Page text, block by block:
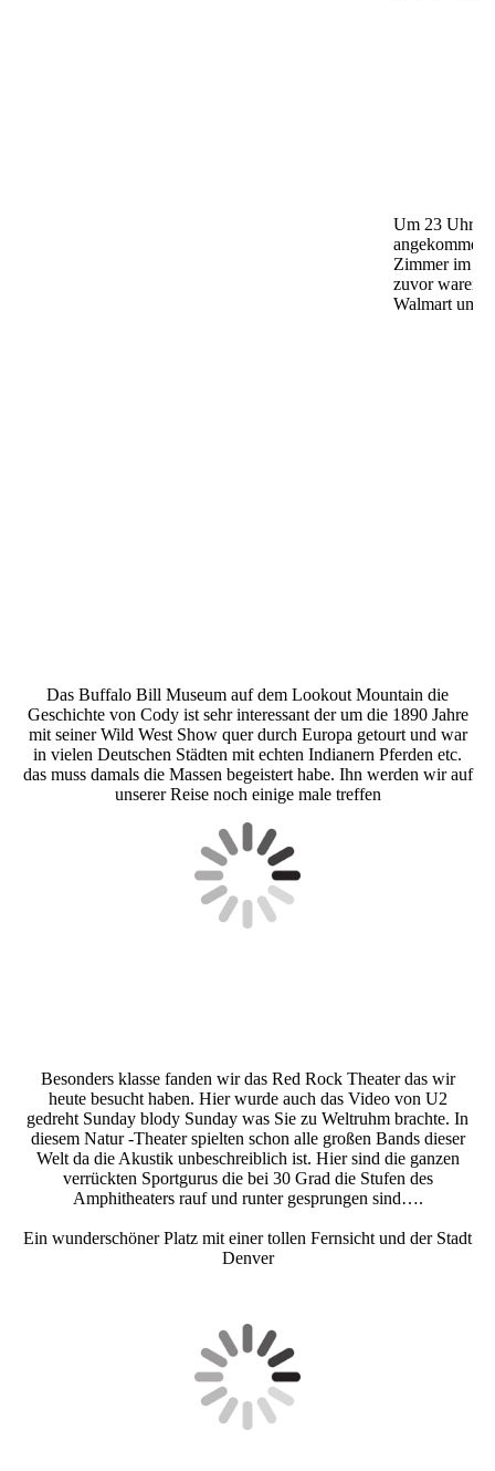
Um 23 Uhr
angekommen
Zimmer im 9.
zuvor waren
Walmart um
Das Buffalo Bill Museum auf dem Lookout Mountain die
Geschichte von Cody ist sehr interessant der um die 1890 Jahre
mit seiner Wild West Show quer durch Europa getourt und war
in vielen Deutschen Städten mit echten Indianern Pferden etc.
das muss damals die Massen begeistert habe. Ihn werden wir auf
unserer Reise noch einige male treffen
Besonders klasse fanden wir das Red Rock Theater das wir
heute besucht haben. Hier wurde auch das Video von U2
gedreht Sunday blody Sunday was Sie zu Weltruhm brachte. In
diesem Natur -Theater spielten schon alle großen Bands dieser
Welt da die Akustik unbeschreiblich ist. Hier sind die ganzen
verrückten Sportgurus die bei 30 Grad die Stufen des
Amphitheaters rauf und runter gesprungen sind….
Ein wunderschöner Platz mit einer tollen Fernsicht und der Stadt
Denver